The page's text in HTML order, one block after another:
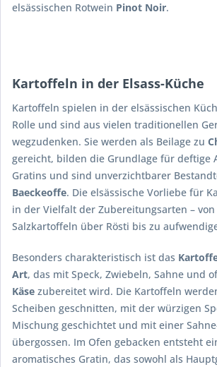
elsässischen Rotwein Pinot Noir.
Kartoffeln in der Elsass-Küche
Kartoffeln spielen in der elsässischen
Rolle und sind aus vielen traditionellen
wegzudenken. Sie werden als Beilage zu
gereicht, bilden die Grundlage für deftige
Gratins und sind unverzichtbarer
Baeckeoffe. Die elsässische Vorliebe für
in der Vielfalt der Zubereitungsarten –
Salzkartoffeln über Rösti bis zu
Besonders charakteristisch ist das
Art, das mit Speck, Zwiebeln, Sahne und
Käse zubereitet wird. Die Kartoffeln
Scheiben geschnitten, mit der würzigen
Mischung geschichtet und mit einer
übergossen. Im Ofen gebacken entsteht
aromatisches Gratin, das sowohl als